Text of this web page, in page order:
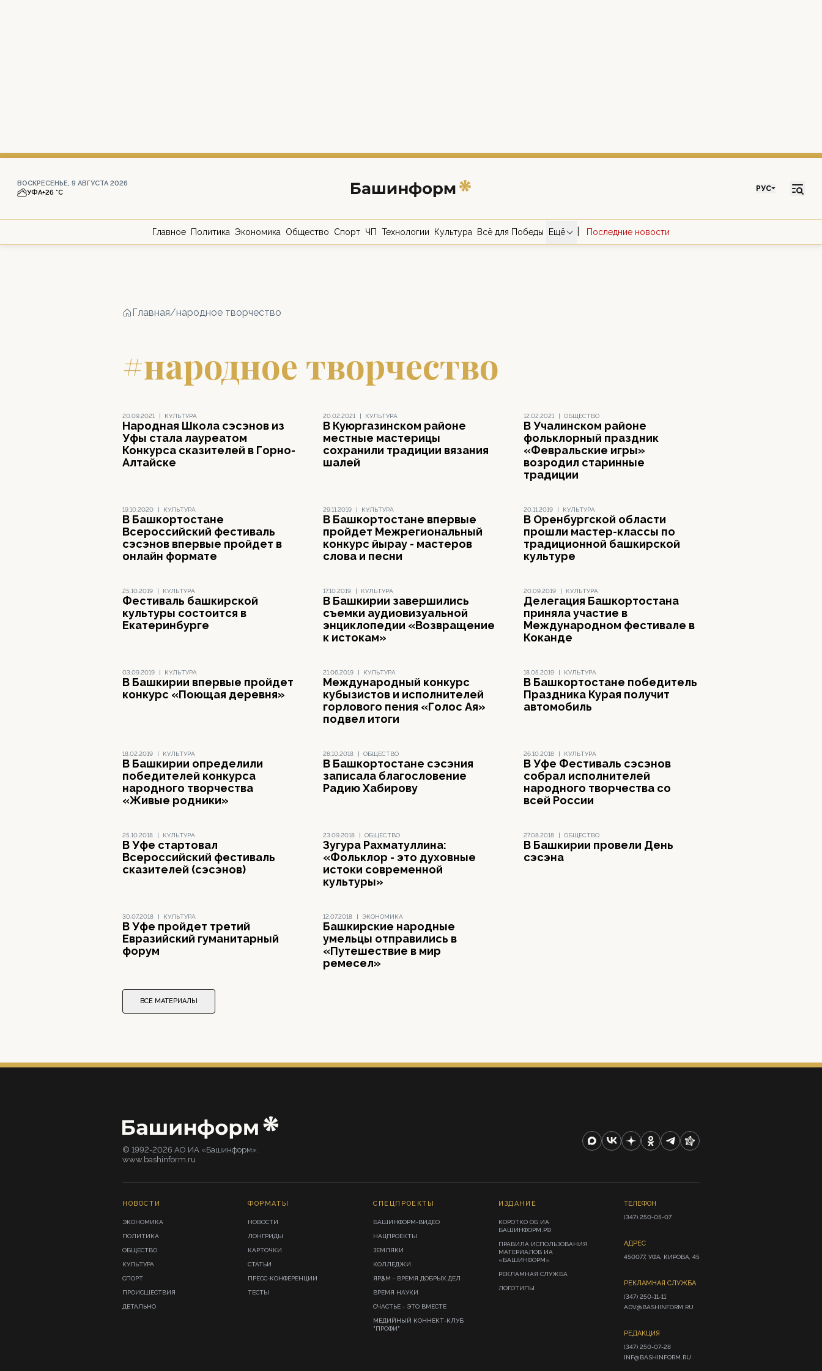
ВОСКРЕСЕНЬЕ, 9 АВГУСТА 2026
УФА+26 °С РУС
Главное Политика Экономика Общество Спорт ЧП Технологии Культура Всё для Победы Ещё Последние новости
Главная/народное творчество
#народное творчество
20.09.2021 | КУЛЬТУРА
Народная Школа сэсэнов из
Уфы стала лауреатом
Конкурса сказителей в Горно-
Алтайске
20.02.2021 | КУЛЬТУРА
В Куюргазинском районе
местные мастерицы
сохранили традиции вязания
шалей
12.02.2021 | ОБЩЕСТВО
В Учалинском районе
фольклорный праздник
«Февральские игры»
возродил старинные
традиции
19.10.2020 | КУЛЬТУРА
В Башкортостане
Всероссийский фестиваль
сэсэнов впервые пройдет в
онлайн формате
29.11.2019 | КУЛЬТУРА
В Башкортостане впервые
пройдет Межрегиональный
конкурс йырау - мастеров
слова и песни
20.11.2019 | КУЛЬТУРА
В Оренбургской области
прошли мастер-классы по
традиционной башкирской
культуре
25.10.2019 | КУЛЬТУРА
Фестиваль башкирской
культуры состоится в
Екатеринбурге
17.10.2019 | КУЛЬТУРА
В Башкирии завершились
съемки аудиовизуальной
энциклопедии «Возвращение
к истокам»
20.09.2019 | КУЛЬТУРА
Делегация Башкортостана
приняла участие в
Международном фестивале в
Коканде
03.09.2019 | КУЛЬТУРА
В Башкирии впервые пройдет
конкурс «Поющая деревня»
21.06.2019 | КУЛЬТУРА
Международный конкурс
кубызистов и исполнителей
горлового пения «Голос Ая»
подвел итоги
18.05.2019 | КУЛЬТУРА
В Башкортостане победитель
Праздника Курая получит
автомобиль
18.02.2019 | КУЛЬТУРА
В Башкирии определили
победителей конкурса
народного творчества
«Живые родники»
28.10.2018 | ОБЩЕСТВО
В Башкортостане сэсэния
записала благословение
Радию Хабирову
26.10.2018 | КУЛЬТУРА
В Уфе Фестиваль сэсэнов
собрал исполнителей
народного творчества со
всей России
25.10.2018 | КУЛЬТУРА
В Уфе стартовал
Всероссийский фестиваль
сказителей (сэсэнов)
23.09.2018 | ОБЩЕСТВО
Зугура Рахматуллина:
«Фольклор - это духовные
истоки современной
культуры»
27.08.2018 | ОБЩЕСТВО
В Башкирии провели День
сэсэна
30.07.2018 | КУЛЬТУРА
В Уфе пройдет третий
Евразийский гуманитарный
форум
12.07.2018 | ЭКОНОМИКА
Башкирские народные
умельцы отправились в
«Путешествие в мир
ремесел»
ВСЕ МАТЕРИАЛЫ
© 1992-2026 АО ИА «Башинформ».
www.bashinform.ru
НОВОСТИ
ЭКОНОМИКА
ПОЛИТИКА
ОБЩЕСТВО
КУЛЬТУРА
СПОРТ
ПРОИСШЕСТВИЯ
ДЕТАЛЬНО
ФОРМАТЫ
НОВОСТИ
ЛОНГРИДЫ
КАРТОЧКИ
СТАТЬИ
ПРЕСС-КОНФЕРЕНЦИИ
ТЕСТЫ
СПЕЦПРОЕКТЫ
БАШИНФОРМ-ВИДЕО
НАЦПРОЕКТЫ
ЗЕМЛЯКИ
КОЛЛЕДЖИ
ЯРҘАМ - ВРЕМЯ ДОБРЫХ ДЕЛ
ВРЕМЯ НАУКИ
СЧАСТЬЕ - ЭТО ВМЕСТЕ
МЕДИЙНЫЙ КОННЕКТ-КЛУБ
"ПРОФИ"
ИЗДАНИЕ
КОРОТКО ОБ ИА
БАШИНФОРМ.РФ
ПРАВИЛА ИСПОЛЬЗОВАНИЯ
МАТЕРИАЛОВ ИА
«БАШИНФОРМ»
РЕКЛАМНАЯ СЛУЖБА
ЛОГОТИПЫ
ТЕЛЕФОН
(347) 250-05-07
АДРЕС
450077, УФА, КИРОВА, 45
РЕКЛАМНАЯ СЛУЖБА
(347) 250-11-11
ADV@BASHINFORM.RU
РЕДАКЦИЯ
(347) 250-07-28
INF@BASHINFORM.RU